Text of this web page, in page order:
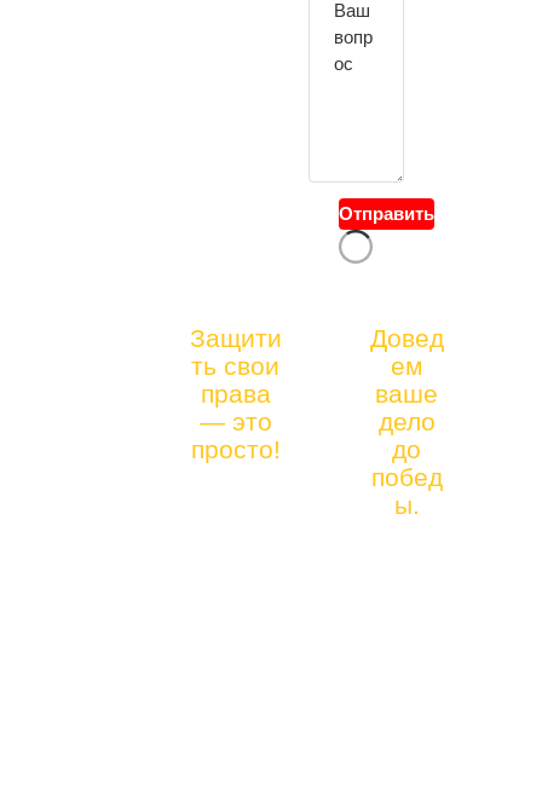
Отправить
Защити
ть свои
права
— это
просто!
Довед
ем
ваше
дело
до
побед
ы.